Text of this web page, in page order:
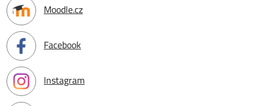
Moodle.cz
Facebook
Instagram